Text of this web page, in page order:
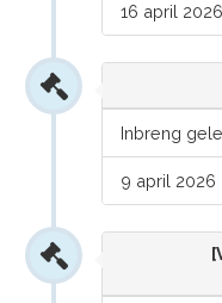
16 april 2026
Inbreng
9 april 2026